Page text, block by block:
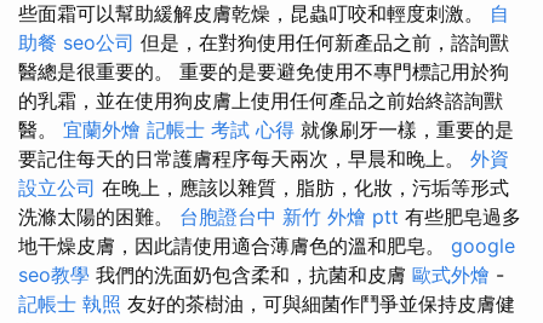
些面霜可以幫助緩解皮膚乾燥，昆蟲叮咬和輕度刺激。 自
助餐 seo公司 但是，在對狗使用任何新產品之前，諮詢獸
醫總是很重要的。 重要的是要避免使用不專門標記用於狗
的乳霜，並在使用狗皮膚上使用任何產品之前始終諮詢獸
醫。 宜蘭外燴 記帳士 考試 心得 就像刷牙一樣，重要的是
要記住每天的日常護膚程序每天兩次，早晨和晚上。 外資
設立公司 在晚上，應該以雜質，脂肪，化妝，污垢等形式
洗滌太陽的困難。 台胞證台中 新竹 外燴 ptt 有些肥皂過多
地干燥皮膚，因此請使用適合薄膚色的溫和肥皂。 google
seo教學 我們的洗面奶包含柔和，抗菌和皮膚 歐式外燴 -
記帳士 執照 友好的茶樹油，可與細菌作鬥爭並保持皮膚健